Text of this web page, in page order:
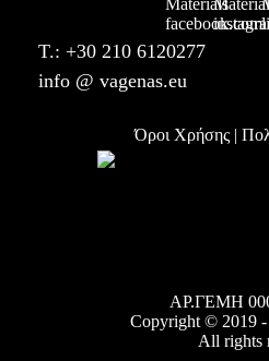
T.: +30 210 6120277
info @ vagenas.eu
Όροι Χρήσης |
ΑΡ.ΓΕΜΗ
Copyright © 2019 -
All rights